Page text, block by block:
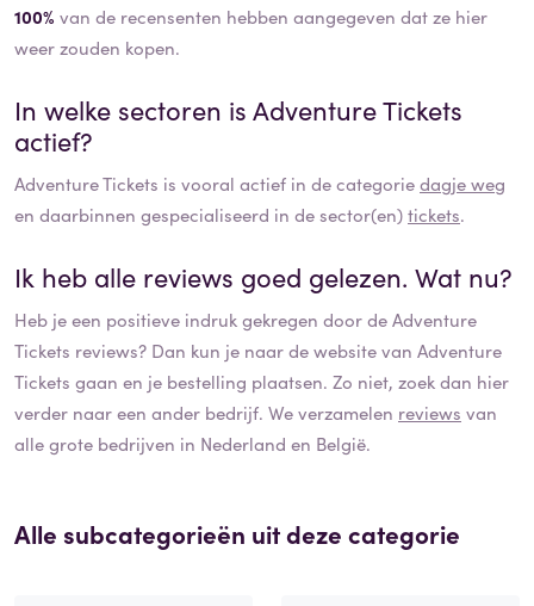
100% van de recensenten hebben aangegeven dat ze hier
weer zouden kopen.
In welke sectoren isAdventure Tickets
actief?
Adventure Tickets is vooral actief in de categoriedagje weg
en daarbinnen gespecialiseerd in de sector(en)tickets.
Ik heb alle reviews goed gelezen. Wat nu?
Heb je een positieve indruk gekregen door deAdventure
Tickets reviews? Dan kun je naar de website van Adventure
Tickets gaan en je bestelling plaatsen. Zo niet, zoek dan hier
verder naar een ander bedrijf. We verzamelen reviews van
alle grote bedrijven in Nederland en België.
Alle subcategorieën uit deze categorie